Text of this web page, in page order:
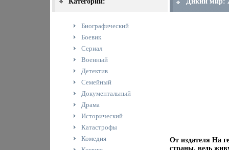
Биографический
Боевик
Сериал
Военный
Детектив
Семейный
Документальный
Драма
Исторический
Катастрофы
Комедия
От издателя На
страны, ведь